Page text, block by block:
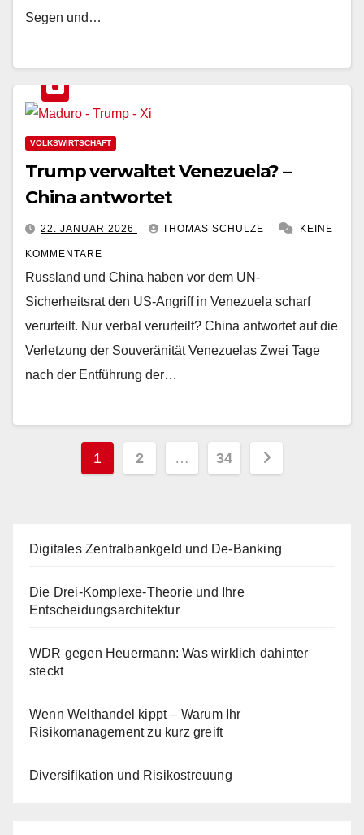
Segen und…
VOLKSWIRTSCHAFT
Trump verwaltet Venezuela? –
China antwortet
22. JANUAR 2026 THOMAS SCHULZE KEINE
KOMMENTARE
Russland und China haben vor dem UN-
Sicherheitsrat den US-Angriff in Venezuela scharf
verurteilt. Nur verbal verurteilt? China antwortet auf die
Verletzung der Souveränität Venezuelas Zwei Tage
nach der Entführung der…
Seitennummerierung
1 2 … 34
Digitales Zentralbankgeld und De-Banking
Die Drei-Komplexe-Theorie und Ihre
Entscheidungsarchitektur
WDR gegen Heuermann: Was wirklich dahinter
steckt
Wenn Welthandel kippt – Warum Ihr
Risikomanagement zu kurz greift
Diversifikation und Risikostreuung